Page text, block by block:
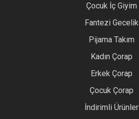
Çocuk İç Giyim
Fantezi Gecelik
Pijama Takım
Kadın Çorap
Erkek Çorap
Çocuk Çorap
İndirimli Ürünler